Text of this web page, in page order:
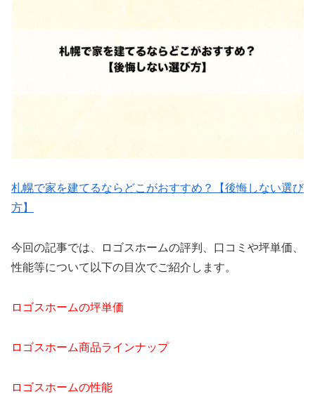
札幌で家を建てるならどこがおすすめ？【後悔しない選び
方】
今回の記事では、ロゴスホームの評判、口コミや坪単価、
性能等について以下の目次でご紹介します。
ロゴスホームの坪単価
ロゴスホーム商品ラインナップ
ロゴスホームの性能